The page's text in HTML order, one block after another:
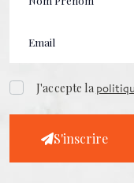
J'accepte la
S'inscrire